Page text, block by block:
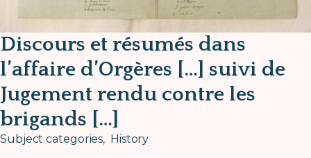
Discours et résumés dans
l’affaire d’Orgères […] suivi de
Jugement rendu contre les
brigands […]
Subject categories, History